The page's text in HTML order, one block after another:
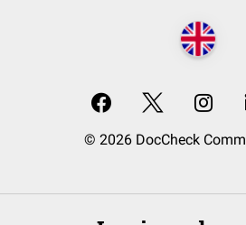
© 2026 DocCheck